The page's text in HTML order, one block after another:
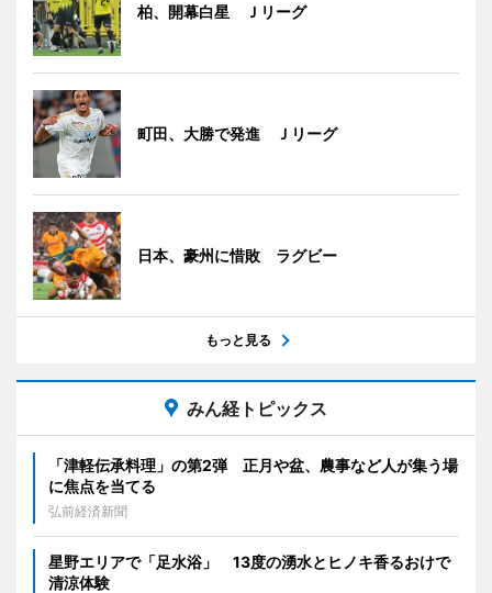
柏、開幕白星 Ｊリーグ
町田、大勝で発進 Ｊリーグ
日本、豪州に惜敗 ラグビー
もっと見る
みん経トピックス
「津軽伝承料理」の第2弾 正月や盆、農事など人が集う場
に焦点を当てる
弘前経済新聞
星野エリアで「足水浴」 13度の湧水とヒノキ香るおけで
清涼体験